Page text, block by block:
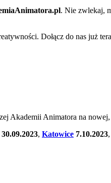
. Nie zwlekaj,
Dołącz do nas już
Akademii Animatora na
30.09.2023, Katowice 7.10.2023,